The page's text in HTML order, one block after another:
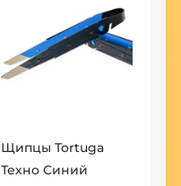
Щипцы Tortuga
Техно Синий